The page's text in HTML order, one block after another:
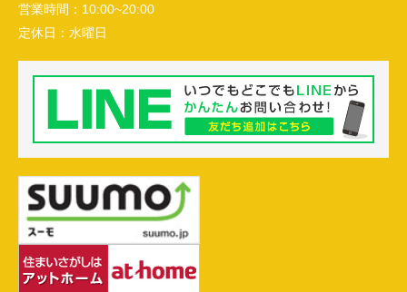
営業時間： 10:00~20:00
定休日： 水曜日